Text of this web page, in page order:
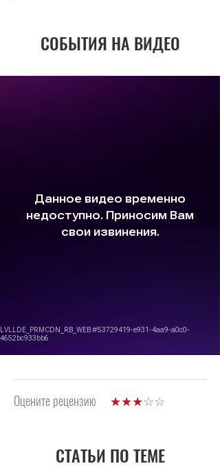
СОБЫТИЯ НА ВИДЕО
Оцените рецензию
СТАТЬИ ПО ТЕМЕ